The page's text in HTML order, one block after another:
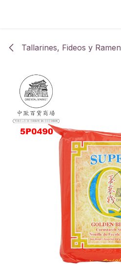
Tallarines, Fideos y Ramen